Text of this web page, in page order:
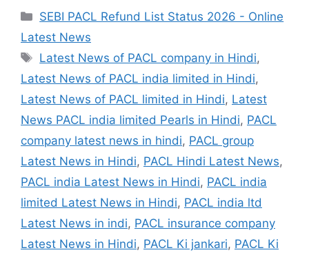
Categories
SEBI PACL Refund List Status 2026 - Online
Latest News
Tags
Latest News of PACL company in Hindi,
Latest News of PACL india limited in Hindi,
Latest News of PACL limited in Hindi, Latest
News PACL india limited Pearls in Hindi, PACL
company latest news in hindi, PACL group
Latest News in Hindi, PACL Hindi Latest News,
PACL india Latest News in Hindi, PACL india
limited Latest News in Hindi, PACL india ltd
Latest News in indi, PACL insurance company
Latest News in Hindi, PACL Ki jankari, PACL Ki